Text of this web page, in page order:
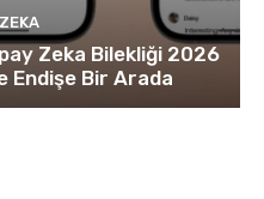
Zeka Bilekliği 2026
Endişe Bir Arada